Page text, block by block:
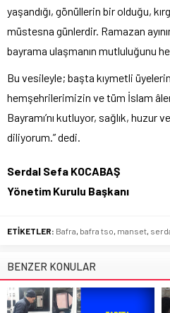
yaşandığı, gönüllerin bir olduğu,
müstesna günlerdir. Ramazan
bayrama ulaşmanın mutluluğunu
Bu vesileyle; başta kıymetli
hemşehrilerimizin ve tüm İslam
Bayramı’nı kutluyor, sağlık, huzur
diliyorum.” dedi.
Serdal Sefa KOCABAŞ
Yönetim Kurulu Başkanı
ETİKETLER: Bafra, bafra tso, manset,
BENZER KONULAR